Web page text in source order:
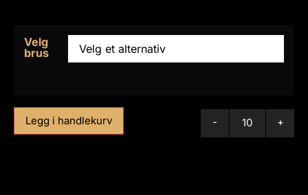
Velg
brus
- +
Legg i handlekurv